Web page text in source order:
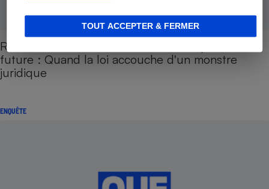
TOUT ACCEPTER & FERMER
Réforme des tutelles - Le mandat de protection
future : Quand la loi accouche d'un monstre
juridique
ENQUÊTE